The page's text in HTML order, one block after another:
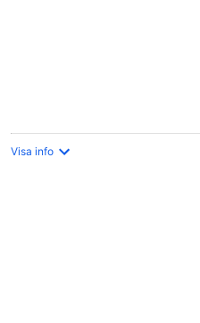
Visa info